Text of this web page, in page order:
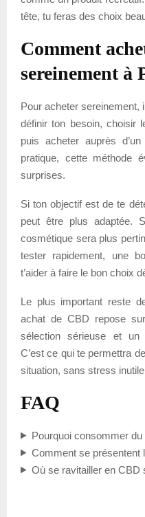
tête, tu feras des choix
Comment
sereinement à
Pour acheter sereinement,
définir ton besoin, choisir
puis acheter auprès
pratique, cette méthode
surprises.
Si ton objectif est de te
peut être plus adaptée.
cosmétique sera plus
tester rapidement, une
t’aider à faire le bon choix
Le plus important reste
achat de CBD repose
sélection sérieuse et un
C’est ce qui te permettra
situation, sans stress
FAQ
Pourquoi consommer du
Comment se présentent
Où se ravitailler en CBD